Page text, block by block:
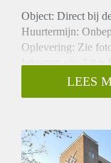
Object: Direct bij
Huurtermijn:
Oplevering: Zie
Inkomen eis: 2,8 x
Garantiestelling
Borg: 1 Maand
Huisdieren
Huurtoeslag grens:
LEES